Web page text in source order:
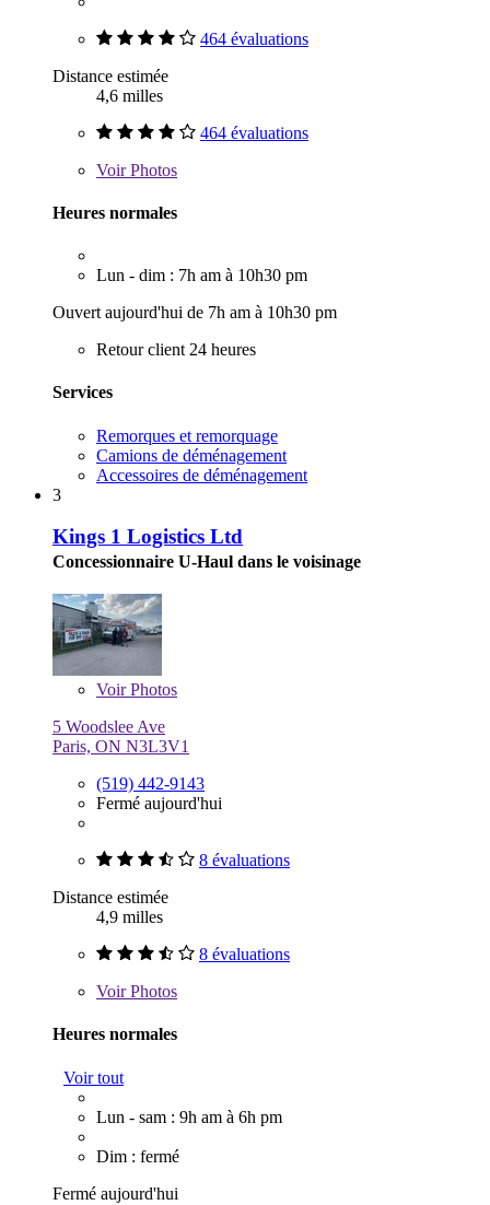
464 évaluations
Distance estimée
4,6 milles
464 évaluations
VoirPhotos
Heures normales
Lun - dim : 7h am à 10h30 pm
Ouvert aujourd'hui de 7h am à 10h30 pm
Retour client 24 heures
Services
Remorques et remorquage
Camions de déménagement
Accessoires de déménagement
3
Kings 1 Logistics Ltd
Concessionnaire U-Haul dans le voisinage
VoirPhotos
5 Woodslee Ave
Paris, ON N3L3V1
(519) 442-9143
Fermé aujourd'hui
8 évaluations
Distance estimée
4,9 milles
8 évaluations
VoirPhotos
Heures normales
Voir tout
Lun - sam : 9h am à 6h pm
Dim : fermé
Fermé aujourd'hui